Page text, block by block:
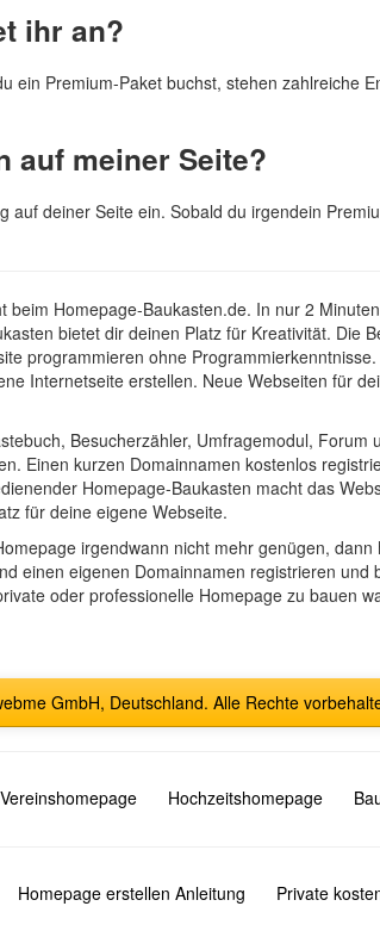
ihr an?
ein Premium-Paket buchst, stehen zahlreiche
auf meiner Seite?
auf deiner Seite ein. Sobald du irgendein
beim Homepage-Baukasten.de. In nur 2
bietet dir deinen Platz für Kreativität. Die
programmieren ohne
Internetseite erstellen. Neue Webseiten für
Besucherzähler, Umfragemodul,
Einen kurzen Domainnamen kostenlos
Homepage-Baukasten macht das
für deine eigene Webseite.
irgendwann nicht mehr genügen,
einen eigenen Domainnamen registrieren und
oder professionelle Homepage zu bauen
GmbH, Deutschland. Alle Rechte
Vereinshomepage Hochzeitshomepage
Homepage erstellen Anleitung Private